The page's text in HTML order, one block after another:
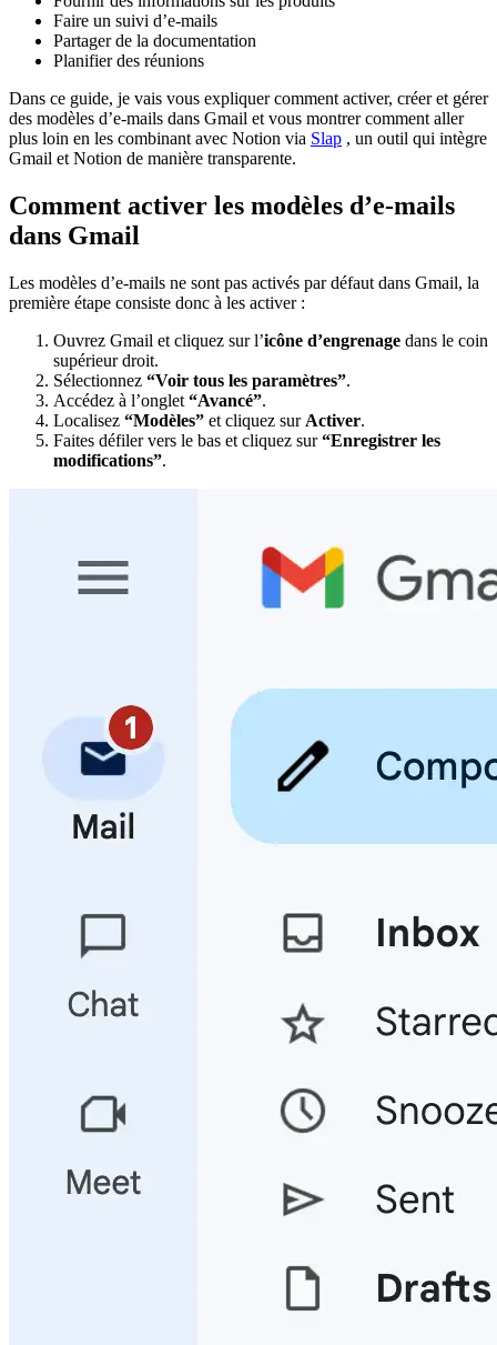
Faire un suivi d’e-mails
Partager de la documentation
Planifier des réunions
Dans ce guide, je vais vous expliquer comment activer, créer et gérer
des modèles d’e-mails dans Gmail et vous montrer comment aller
plus loin en les combinant avec Notion via Slap , un outil qui intègre
Gmail et Notion de manière transparente.
Comment activer les modèles d’e-mails
dans Gmail
Les modèles d’e-mails ne sont pas activés par défaut dans Gmail, la
première étape consiste donc à les activer :
Ouvrez Gmail et cliquez sur l’icône d’engrenage dans le coin
supérieur droit.
Sélectionnez “Voir tous les paramètres”.
Accédez à l’onglet “Avancé”.
Localisez “Modèles” et cliquez sur Activer.
Faites défiler vers le bas et cliquez sur“Enregistrer les
modifications”.